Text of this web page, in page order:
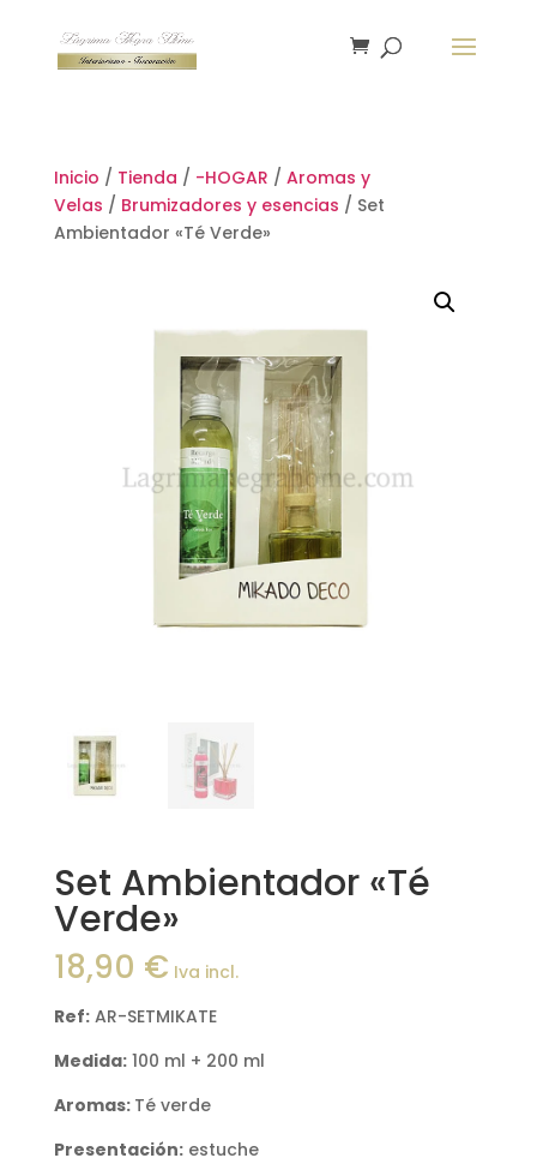
Inicio / Tienda / -HOGAR / Aromas y
Velas / Brumizadores y esencias / Set
Ambientador «Té Verde»
Set Ambientador «Té
Verde»
18,90 € Iva incl.
Ref:AR-SETMIKATE
Medida:100 ml + 200 ml
Aromas: Té verde
Presentación:estuche